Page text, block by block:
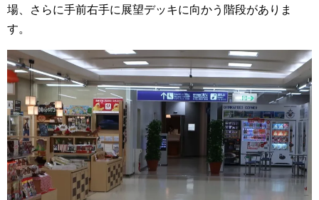
場、さらに手前右手に展望デッキに向かう階段がありま
す。